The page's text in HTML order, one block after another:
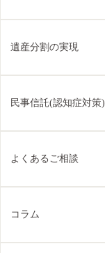
遺産分割の実現
民事信託(認知症対策)
よくあるご相談
コラム